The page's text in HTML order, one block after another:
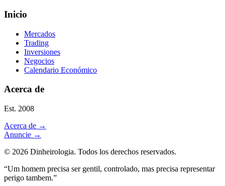
Inicio
Mercados
Trading
Inversiones
Negocios
Calendario Económico
Acerca de
Est. 2008
Acerca de →
Anuncie →
© 2026 Dinheirologia. Todos los derechos reservados.
“Um homem precisa ser gentil, controlado, mas precisa representar
perigo tambem.”